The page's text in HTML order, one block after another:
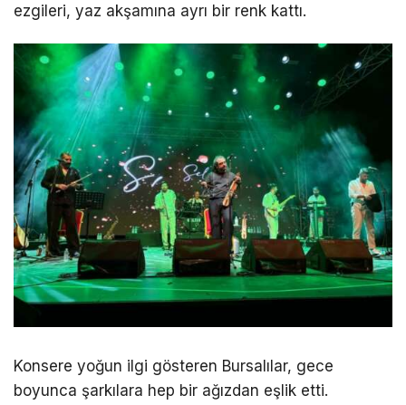
ezgileri, yaz akşamına ayrı bir renk kattı.
Konsere yoğun ilgi gösteren Bursalılar, gece
boyunca şarkılara hep bir ağızdan eşlik etti.